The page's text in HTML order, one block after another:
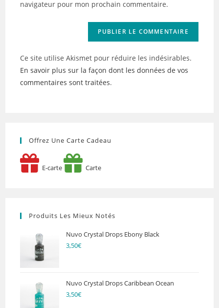
(facultatif)
navigateur pour mon prochain commentaire.
Ce site utilise Akismet pour réduire les indésirables.
En savoir plus sur la façon dont les données de vos
commentaires sont traitées.
Offrez Une Carte Cadeau
E-carte Carte
Produits Les Mieux Notés
Nuvo Crystal Drops Ebony Black
3,50€
Nuvo Crystal Drops Caribbean Ocean
3,50€